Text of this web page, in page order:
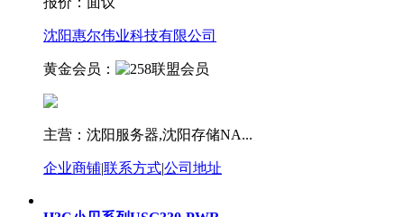
沈阳惠尔伟业科技有限公司
黄金会员：
主营：沈阳服务器,沈阳存储NA...
企业商铺|联系方式|公司地址